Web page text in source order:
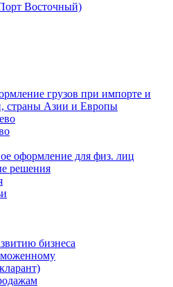
Восточный)
грузов при импорте и
страны Азии и Европы
оформление для физ. лиц
решения
бизнеса